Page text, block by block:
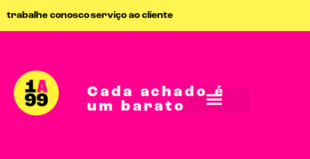
trabalhe conoscoserviço ao cliente
Cada achado é
um barato